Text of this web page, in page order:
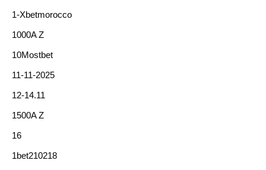
1-Xbetmorocco
1000A Z
10Mostbet
11-11-2025
12-14.11
1500A Z
16
1bet210218